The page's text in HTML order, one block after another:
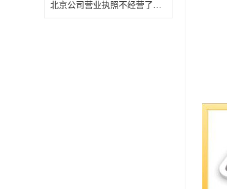
北京公司营业执照不经营了一定要注销吗